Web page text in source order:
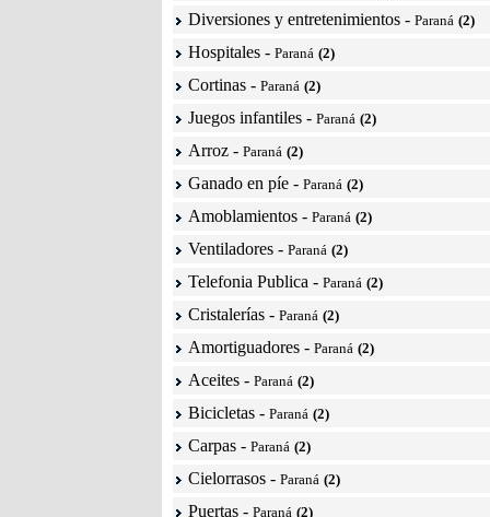
Diversiones y entretenimientos - Paraná (2)
Hospitales - Paraná (2)
Cortinas - Paraná (2)
Juegos infantiles - Paraná (2)
Arroz - Paraná (2)
Ganado en píe - Paraná (2)
Amoblamientos - Paraná (2)
Ventiladores - Paraná (2)
Telefonia Publica - Paraná (2)
Cristalerías - Paraná (2)
Amortiguadores - Paraná (2)
Aceites - Paraná (2)
Bicicletas - Paraná (2)
Carpas - Paraná (2)
Cielorrasos - Paraná (2)
Puertas - Paraná (2)